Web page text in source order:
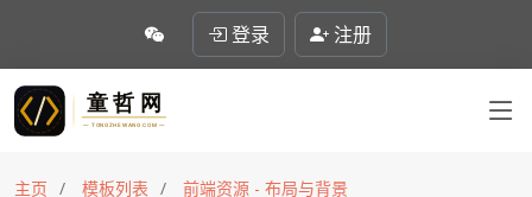
登录 注册
主页 模板列表
前端资源 - 布局与背景